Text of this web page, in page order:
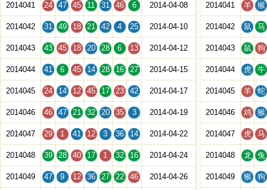
2014041 24 47 45 11 31 46 6 2014-04-08
2014042 31 49 18 21 42 4 25 2014-04-10
2014043 43 45 18 20 28 6 13 2014-04-12
2014044 41 6 45 14 28 16 27 2014-04-15
2014045 24 14 12 45 17 23 42 2014-04-17
2014046 46 47 21 32 20 35 3 2014-04-19
2014047 29 1 41 12 3 36 14 2014-04-22
2014048 39 28 40 17 1 32 16 2014-04-24
2014049 47 9 12 36 27 22 46 2014-04-26
2014041 羊 猴
2014042 鼠 马
2014043 鼠 狗
2014044 虎 牛
2014045 羊 蛇
2014046 鸡 猴
2014047 虎 马
2014048 龙 兔
2014049 猴 狗